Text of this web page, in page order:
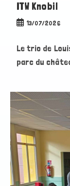
ITW Knobil
Publication
13/07/2026
Le trio de
parc du